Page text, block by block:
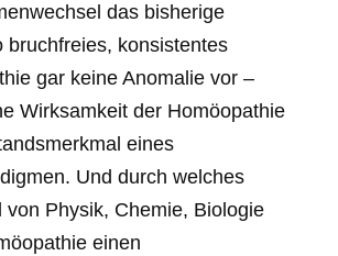
das bisherige
bruchfreies, konsistentes
gar keine Anomalie vor –
Wirksamkeit der Homöopathie
eines
Und durch welches
Physik, Chemie, Biologie
einen